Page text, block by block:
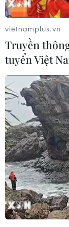
Giám đốc
xung lực
2024
20/12/2023 05:28
Theo ông
ADB Việt Nam,
ngân vốn đầu
pháp kích thích
vietnamplus.vn
Truyền
tuyển Việt